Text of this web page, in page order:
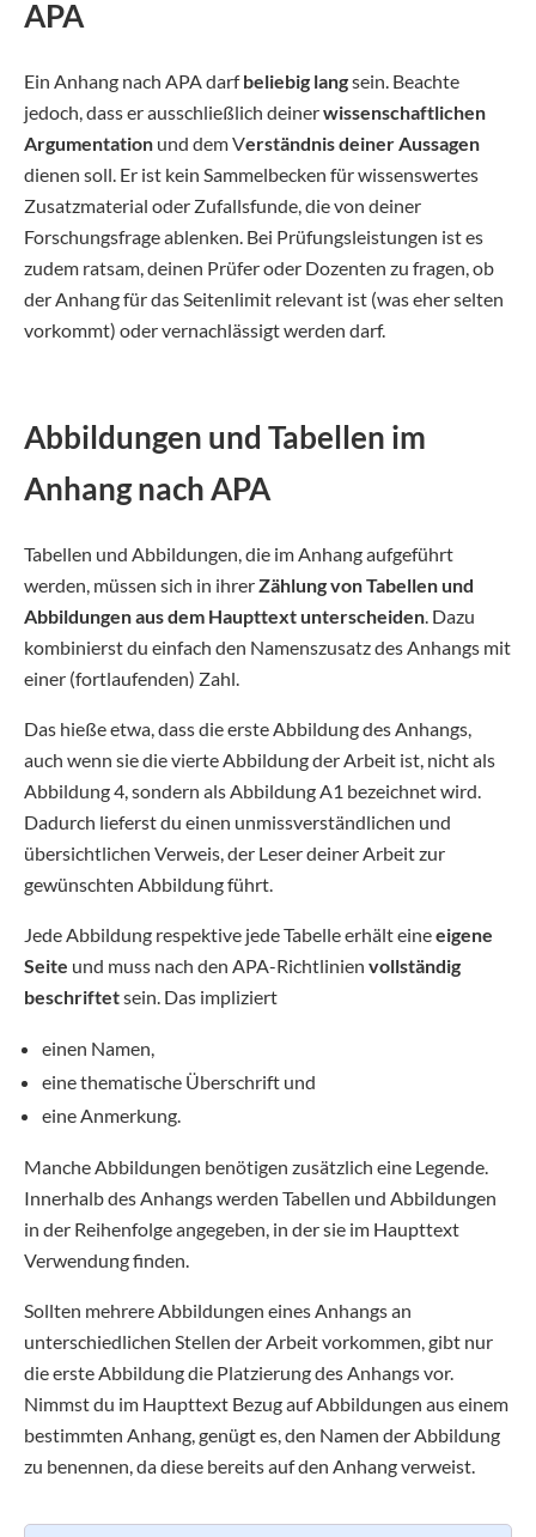
APA
Ein Anhang nach APA darfbeliebig langsein. Beachte
jedoch, dass er ausschließlich deinerwissenschaftlichen
Argumentation und dem Verständnis deiner Aussagen
dienen soll. Er ist kein Sammelbecken für wissenswertes
Zusatzmaterial oder Zufallsfunde, die von deiner
Forschungsfrage ablenken. Bei Prüfungsleistungen ist es
zudem ratsam, deinen Prüfer oder Dozenten zu fragen, ob
der Anhang für das Seitenlimit relevant ist (was eher selten
vorkommt) oder vernachlässigt werden darf.
Abbildungen und Tabellen im
Anhang nach APA
Tabellen und Abbildungen, die im Anhang aufgeführt
werden, müssen sich in ihrerZählung von Tabellen und
Abbildungen aus dem Haupttext unterscheiden. Dazu
kombinierst du einfach den Namenszusatz des Anhangs mit
einer (fortlaufenden) Zahl.
Das hieße etwa, dass die erste Abbildung des Anhangs,
auch wenn sie die vierte Abbildung der Arbeit ist, nicht als
Abbildung 4, sondern als Abbildung A1 bezeichnet wird.
Dadurch lieferst du einen unmissverständlichen und
übersichtlichen Verweis, der Leser deiner Arbeit zur
gewünschten Abbildung führt.
Jede Abbildung respektive jede Tabelle erhält eineeigene
Seite und muss nach den APA-Richtlinien vollständig
beschriftetsein. Das impliziert
einen Namen,
eine thematische Überschrift und
eine Anmerkung.
Manche Abbildungen benötigen zusätzlich eine Legende.
Innerhalb des Anhangs werden Tabellen und Abbildungen
in der Reihenfolge angegeben, in der sie im Haupttext
Verwendung finden.
Sollten mehrere Abbildungen eines Anhangs an
unterschiedlichen Stellen der Arbeit vorkommen, gibt nur
die erste Abbildung die Platzierung des Anhangs vor.
Nimmst du im Haupttext Bezug auf Abbildungen aus einem
bestimmten Anhang, genügt es, den Namen der Abbildung
zu benennen, da diese bereits auf den Anhang verweist.